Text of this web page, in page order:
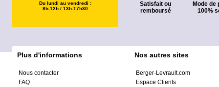
Du lundi au vendredi :
8h-12h / 13h-17h30
Satisfait ou
remboursé
Mode de
100%
Plus d'informations
Nous contacter
FAQ
Nos autres sites
Berger-Levrault.com
Espace Clients